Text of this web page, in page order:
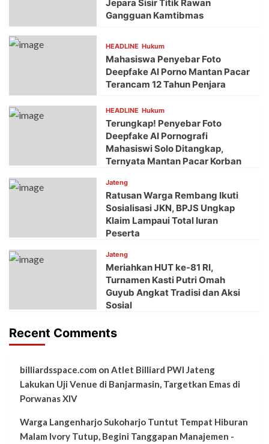
Jepara Sisir Titik Rawan
Gangguan Kamtibmas
HEADLINE Hukum
Mahasiswa Penyebar Foto
Deepfake AI Porno Mantan Pacar
Terancam 12 Tahun Penjara
HEADLINE Hukum
Terungkap! Penyebar Foto
Deepfake AI Pornografi
Mahasiswi Solo Ditangkap,
Ternyata Mantan Pacar Korban
Jateng
Ratusan Warga Rembang Ikuti
Sosialisasi JKN, BPJS Ungkap
Klaim Lampaui Total Iuran
Peserta
Jateng
Meriahkan HUT ke-81 RI,
Turnamen Kasti Putri Omah
Guyub Angkat Tradisi dan Aksi
Sosial
Recent Comments
billiardsspace.com on Atlet Billiard PWI Jateng
Lakukan Uji Venue di Banjarmasin, Targetkan Emas di
Porwanas XIV
Warga Langenharjo Sukoharjo Tuntut Tempat Hiburan
Malam Ivory Tutup, Begini Tanggapan Manajemen -